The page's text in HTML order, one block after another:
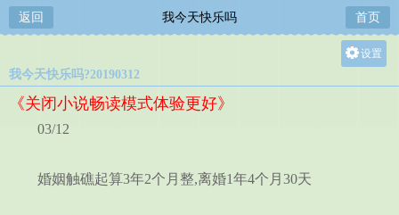
返回 我今天快乐吗 首页
设置
我今天快乐吗?20190312
《关闭小说畅读模式体验更好》
03/12
婚姻触礁起算3年2个月整,离婚1年4个月30天